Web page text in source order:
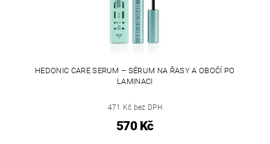
HEDONIC CARE SERUM – SÉRUM NA ŘASY A OBOČÍ PO
LAMINACI
471 Kč bez DPH
570 Kč